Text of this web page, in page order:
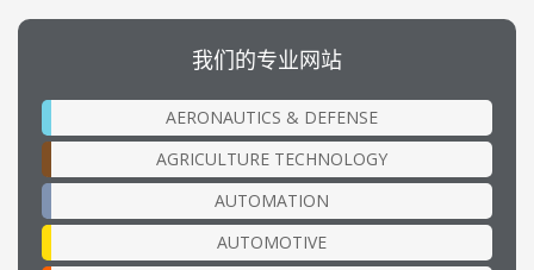
我们的专业网站
AERONAUTICS & DEFENSE
AGRICULTURE TECHNOLOGY
AUTOMATION
AUTOMOTIVE